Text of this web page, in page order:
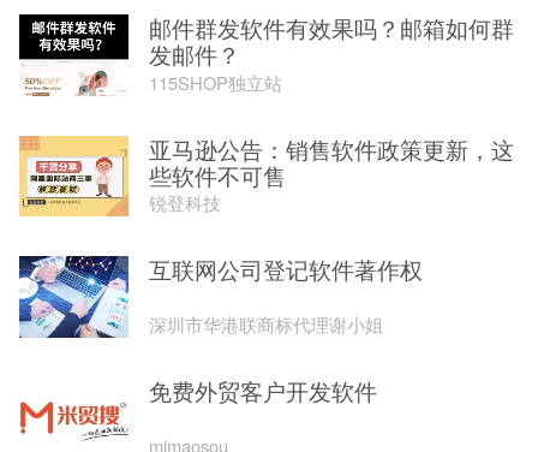
邮件群发软件有效果吗？邮箱如何群
发邮件？
115SHOP独立站
亚马逊公告：销售软件政策更新，这
些软件不可售
锐登科技
互联网公司登记软件著作权
深圳市华港联商标代理谢小姐
免费外贸客户开发软件
mimaosou